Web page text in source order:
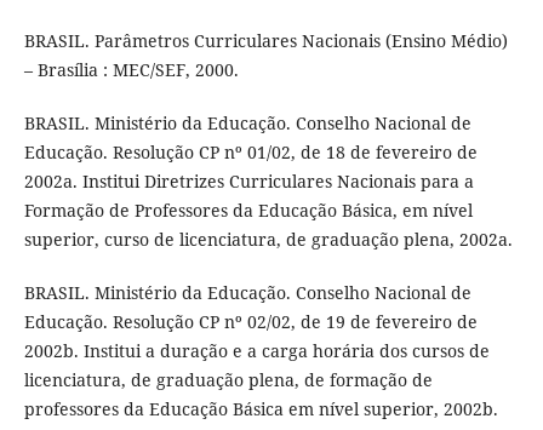
BRASIL. Parâmetros Curriculares Nacionais (Ensino Médio)
– Brasília : MEC/SEF, 2000.
BRASIL. Ministério da Educação. Conselho Nacional de
Educação. Resolução CP nº 01/02, de 18 de fevereiro de
2002a. Institui Diretrizes Curriculares Nacionais para a
Formação de Professores da Educação Básica, em nível
superior, curso de licenciatura, de graduação plena, 2002a.
BRASIL. Ministério da Educação. Conselho Nacional de
Educação. Resolução CP nº 02/02, de 19 de fevereiro de
2002b. Institui a duração e a carga horária dos cursos de
licenciatura, de graduação plena, de formação de
professores da Educação Básica em nível superior, 2002b.